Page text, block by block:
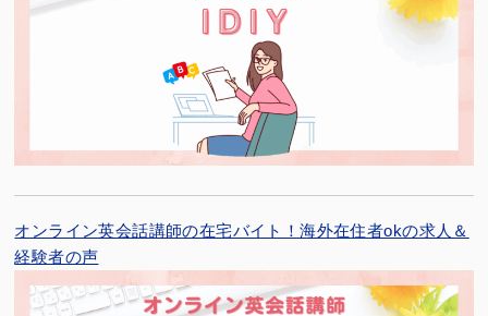
オンライン英会話講師の在宅バイト！海外在住者okの求人＆
経験者の声